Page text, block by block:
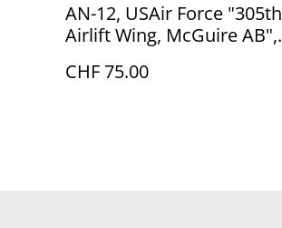
AN-12, USAir Force "305th
Airlift Wing, McGuire AB",
CHF 75.00